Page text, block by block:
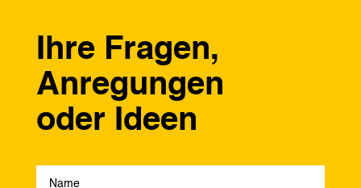
Ihre Fragen,
Anregungen
oder Ideen